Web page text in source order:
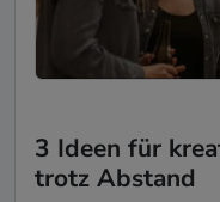
3 Ideen für
trotz Abstand